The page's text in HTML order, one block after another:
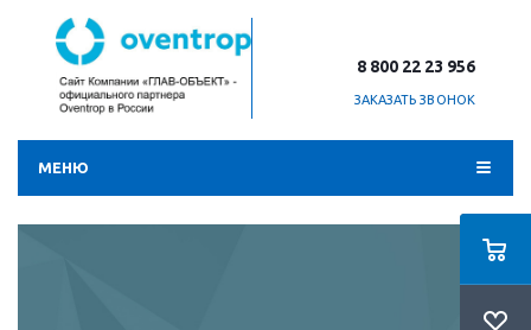
8 800 22 23 956
ЗАКАЗАТЬ ЗВОНОК
МЕНЮ